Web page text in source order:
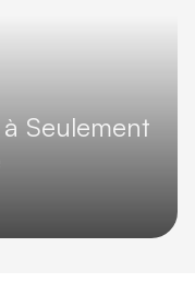
Seulement